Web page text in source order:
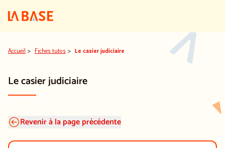
Accueil > Fiches tutos > Le casier judiciaire
Le casier judiciaire
Revenir à la page précédente